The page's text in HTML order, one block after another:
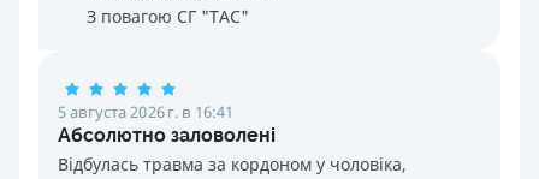
З повагою СГ "ТАС"
5 августа 2026 г. в 16:41
Абсолютно заловолені
Відбулась травма за кордоном у чоловіка,